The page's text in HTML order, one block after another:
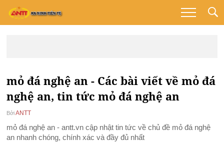
mỏ đá nghệ an - Các bài viết về mỏ đá
nghệ an, tin tức mỏ đá nghệ an
Bởi ANTT
mỏ đá nghệ an - antt.vn cập nhật tin tức về chủ đề mỏ đá nghệ
an nhanh chóng, chính xác và đầy đủ nhất